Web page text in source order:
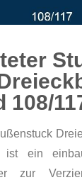
108/
ist ein
zur